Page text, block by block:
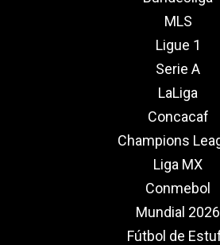
MLS
Ligue 1
Serie A
LaLiga
Concacaf
Champions
Liga MX
Conmebol
Mundial 2026
Fútbol de